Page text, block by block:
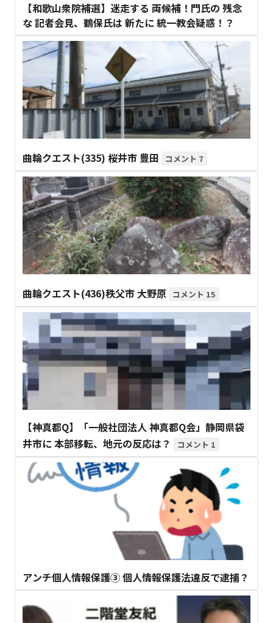
【和歌山衆院補選】迷走する 両候補！門氏の 残念
な 記者会見、鶴保氏は 新たに 統一教会疑惑！？
曲輪クエスト(335) 桜井市 豊田 7
曲輪クエスト(436)秩父市 大野原 15
【神真都Q】「一般社団法人 神真都Q会」静岡県袋
井市に 本部移転、地元の反応は？
1
アンチ個人情報保護③ 個人情報保護法違反で逮捕？